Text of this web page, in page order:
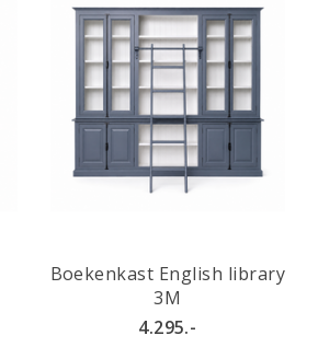
Boekenkast English library
3M
4.295.-